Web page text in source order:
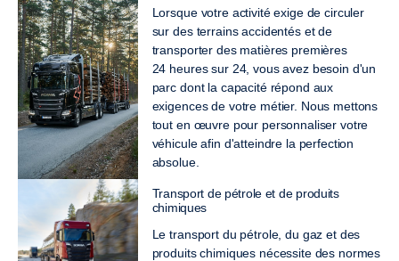
Lorsque votre activité exige de circuler
sur des terrains accidentés et de
transporter des matières premières
24 heures sur 24, vous avez besoin d'un
parc dont la capacité répond aux
exigences de votre métier. Nous mettons
tout en œuvre pour personnaliser votre
véhicule afin d'atteindre la perfection
absolue.
Transport de pétrole et de produits
chimiques
Le transport du pétrole, du gaz et des
produits chimiques nécessite des normes